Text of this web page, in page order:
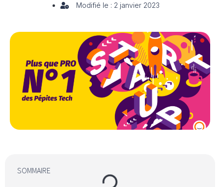
Modifié le : 2 janvier 2023
SOMMAIRE